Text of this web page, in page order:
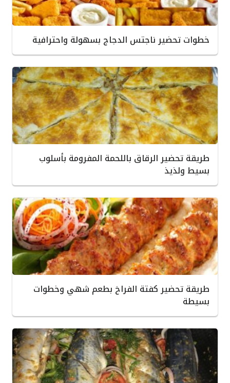
خطوات تحضير ناجتس الدجاج بسهولة واحترافية
طريقة تحضير الرقاق باللحمة المفرومة بأسلوب
بسيط ولذيذ
طريقة تحضير كفتة الفراخ بطعم شهي وخطوات
بسيطة